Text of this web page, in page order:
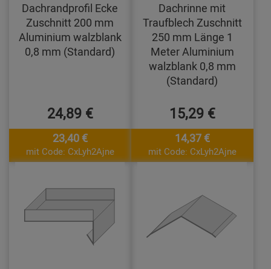
Dachrandprofil Ecke
Zuschnitt 200 mm
Aluminium walzblank
0,8 mm (Standard)
24,89 €
23,40 €
mit Code: CxLyh2Ajne
Dachrinne mit
Traufblech Zuschnitt
250 mm Länge 1
Meter Aluminium
walzblank 0,8 mm
(Standard)
15,29 €
14,37 €
mit Code: CxLyh2Ajne